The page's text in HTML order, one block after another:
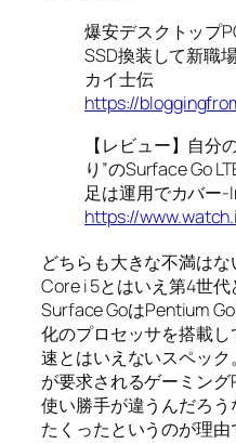
爆安デスクトップ
SSD換装して新職
カイ士伝
https://
【レビュー】自分
り”のSurface Go
足は運用でカバー
https://
どちらも大きな不満はな
Core i 5とはいえ第4世
Surface GoはPentium
化のプロセッサを搭載
速とはいえないスペッ
が要求されるゲーミン
使い勝手が違うんだろ
たくったというのが理由